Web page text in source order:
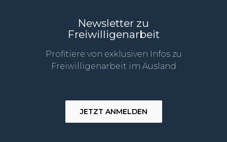
Newsletter zu
Freiwilligenarbeit
Profitiere von exklusiven Infos zu
Freiwilligenarbeit im Ausland
JETZT ANMELDEN